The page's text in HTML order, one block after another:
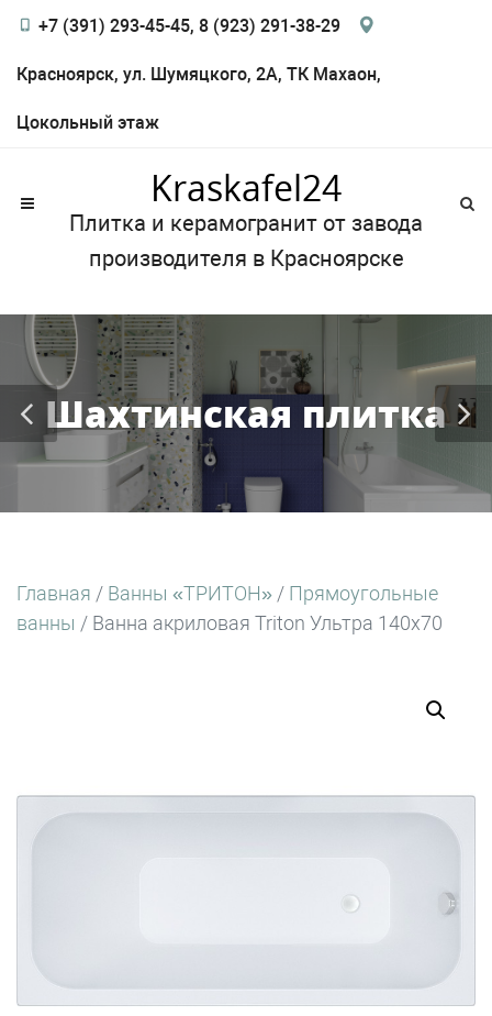
+7 (391) 293-45-45, 8 (923) 291-38-29
Красноярск, ул. Шумяцкого, 2А, ТК Махаон,
Цокольный этаж
Kraskafel24
Плитка и керамогранит от завода
производителя в Красноярске
Шахтинская плитка
Главная / Ванны «ТРИТОН» / Прямоугольные
ванны / Ванна акриловая Triton Ультра 140х70